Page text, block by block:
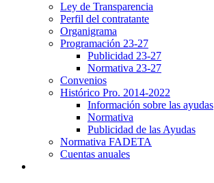
Ley de Transparencia
Perfil del contratante
Organigrama
Programación 23-27
Publicidad 23-27
Normativa 23-27
Convenios
Histórico Pro. 2014-2022
Información sobre las ayudas
Normativa
Publicidad de las Ayudas
Normativa FADETA
Cuentas anuales